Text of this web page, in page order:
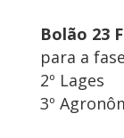
Bolão 23
para a
2º Lages
3º